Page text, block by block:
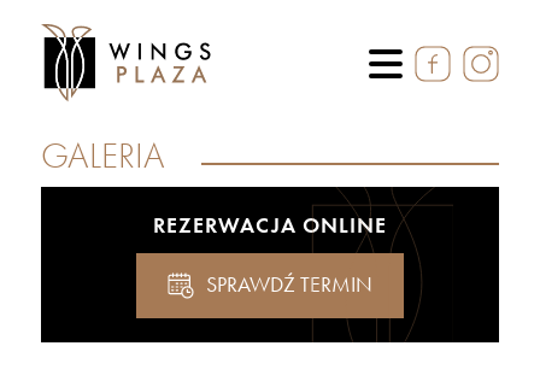
GALERIA
REZERWACJA ONLINE
SPRAWDŹ TERMIN